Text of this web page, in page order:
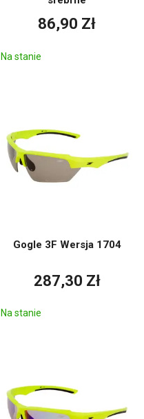
86,90 Zł
Na stanie
Gogle 3F Wersja 1704
287,30 Zł
Na stanie